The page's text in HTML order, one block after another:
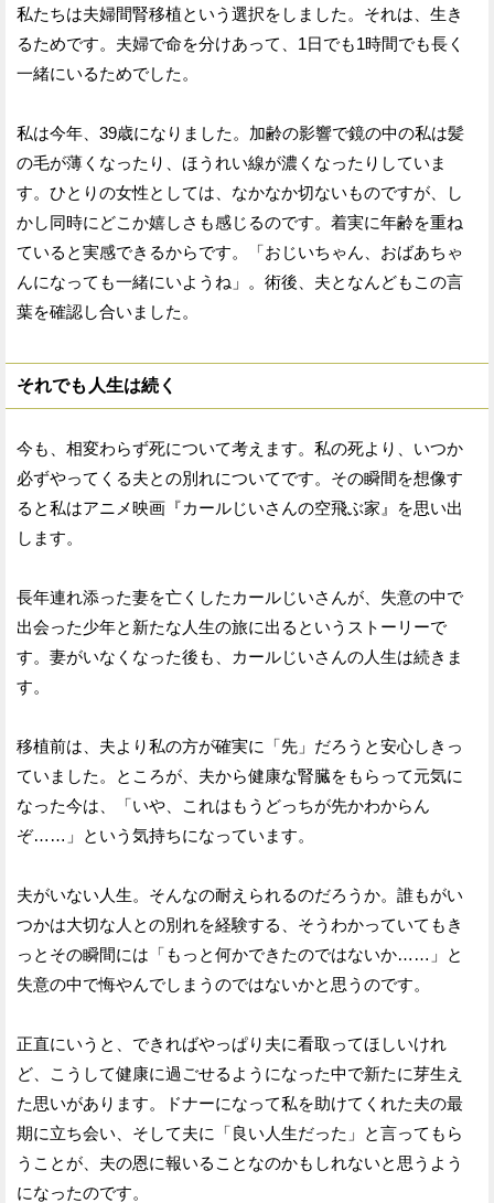
私たちは夫婦間腎移植という選択をしました。それは、生き
るためです。夫婦で命を分けあって、1日でも1時間でも長く
一緒にいるためでした。
私は今年、39歳になりました。加齢の影響で鏡の中の私は髪
の毛が薄くなったり、ほうれい線が濃くなったりしていま
す。ひとりの女性としては、なかなか切ないものですが、し
かし同時にどこか嬉しさも感じるのです。着実に年齢を重ね
ていると実感できるからです。「おじいちゃん、おばあちゃ
んになっても一緒にいようね」。術後、夫となんどもこの言
葉を確認し合いました。
それでも人生は続く
今も、相変わらず死について考えます。私の死より、いつか
必ずやってくる夫との別れについてです。その瞬間を想像す
ると私はアニメ映画『カールじいさんの空飛ぶ家』を思い出
します。
長年連れ添った妻を亡くしたカールじいさんが、失意の中で
出会った少年と新たな人生の旅に出るというストーリーで
す。妻がいなくなった後も、カールじいさんの人生は続きま
す。
移植前は、夫より私の方が確実に「先」だろうと安心しきっ
ていました。ところが、夫から健康な腎臓をもらって元気に
なった今は、「いや、これはもうどっちが先かわからん
ぞ……」という気持ちになっています。
夫がいない人生。そんなの耐えられるのだろうか。誰もがい
つかは大切な人との別れを経験する、そうわかっていてもき
っとその瞬間には「もっと何かできたのではないか……」と
失意の中で悔やんでしまうのではないかと思うのです。
正直にいうと、できればやっぱり夫に看取ってほしいけれ
ど、こうして健康に過ごせるようになった中で新たに芽生え
た思いがあります。ドナーになって私を助けてくれた夫の最
期に立ち会い、そして夫に「良い人生だった」と言ってもら
うことが、夫の恩に報いることなのかもしれないと思うよう
になったのです。